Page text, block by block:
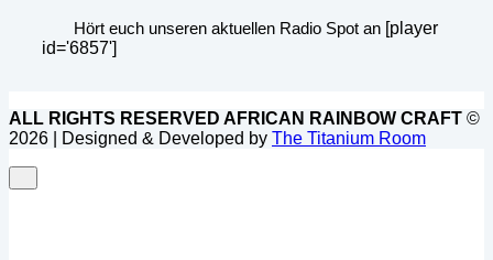
Hört euch unseren aktuellen Radio Spot an [player
id='6857']
ALL RIGHTS RESERVED AFRICAN RAINBOW CRAFT ©
2026 | Designed & Developed by The Titanium Room